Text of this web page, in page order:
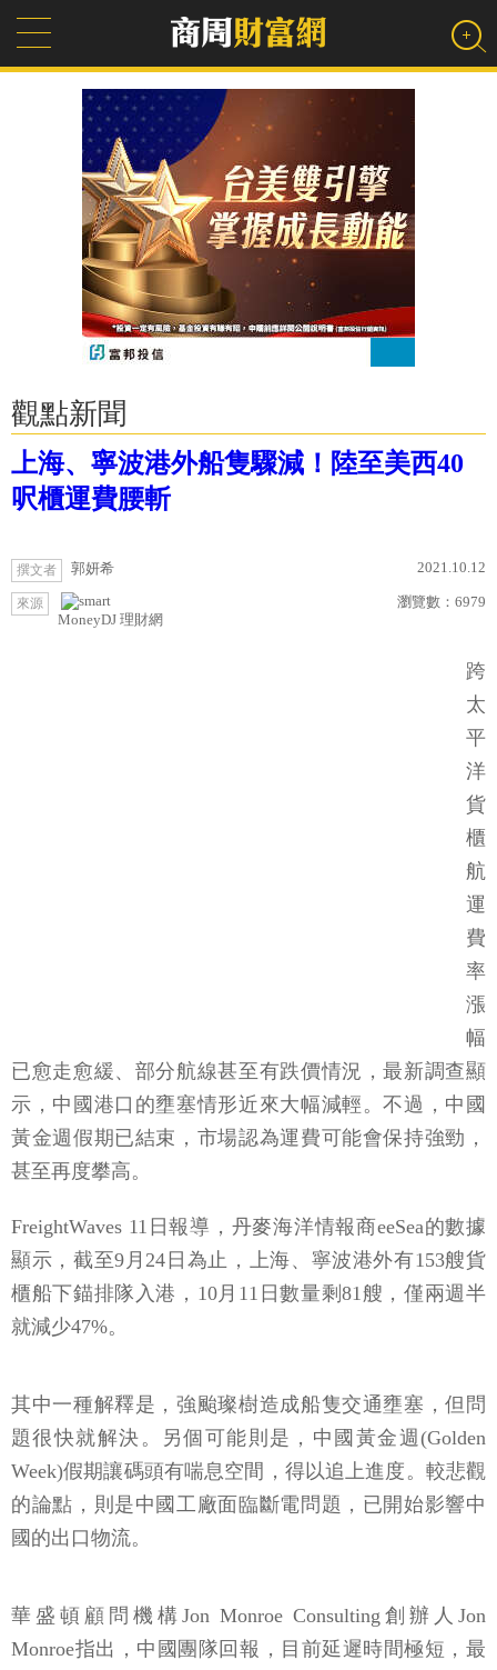
觀點新聞
上海、寧波港外船隻驟減！陸至美西40
呎櫃運費腰斬
撰文者 郭妍希 2021.10.12
來源
MoneyDJ 理財網
瀏覽數： 6979
跨
太
平
洋
貨
櫃
航
運
費
率
漲
幅
已愈走愈緩、部分航線甚至有跌價情況，最新調查顯
示，中國港口的壅塞情形近來大幅減輕。不過，中國
黃金週假期已結束，市場認為運費可能會保持強勁，
甚至再度攀高。
FreightWaves 11日報導，丹麥海洋情報商eeSea的數據
顯示，截至9月24日為止，上海、寧波港外有153艘貨
櫃船下錨排隊入港，10月11日數量剩81艘，僅兩週半
就減少47%。
其中一種解釋是，強颱璨樹造成船隻交通壅塞，但問
題很快就解決。另個可能則是，中國黃金週(Golden
Week)假期讓碼頭有喘息空間，得以追上進度。較悲觀
的論點，則是中國工廠面臨斷電問題，已開始影響中
國的出口物流。
華盛頓顧問機構Jon Monroe Consulting創辦人Jon
Monroe指出，中國團隊回報，目前延遲時間極短，最